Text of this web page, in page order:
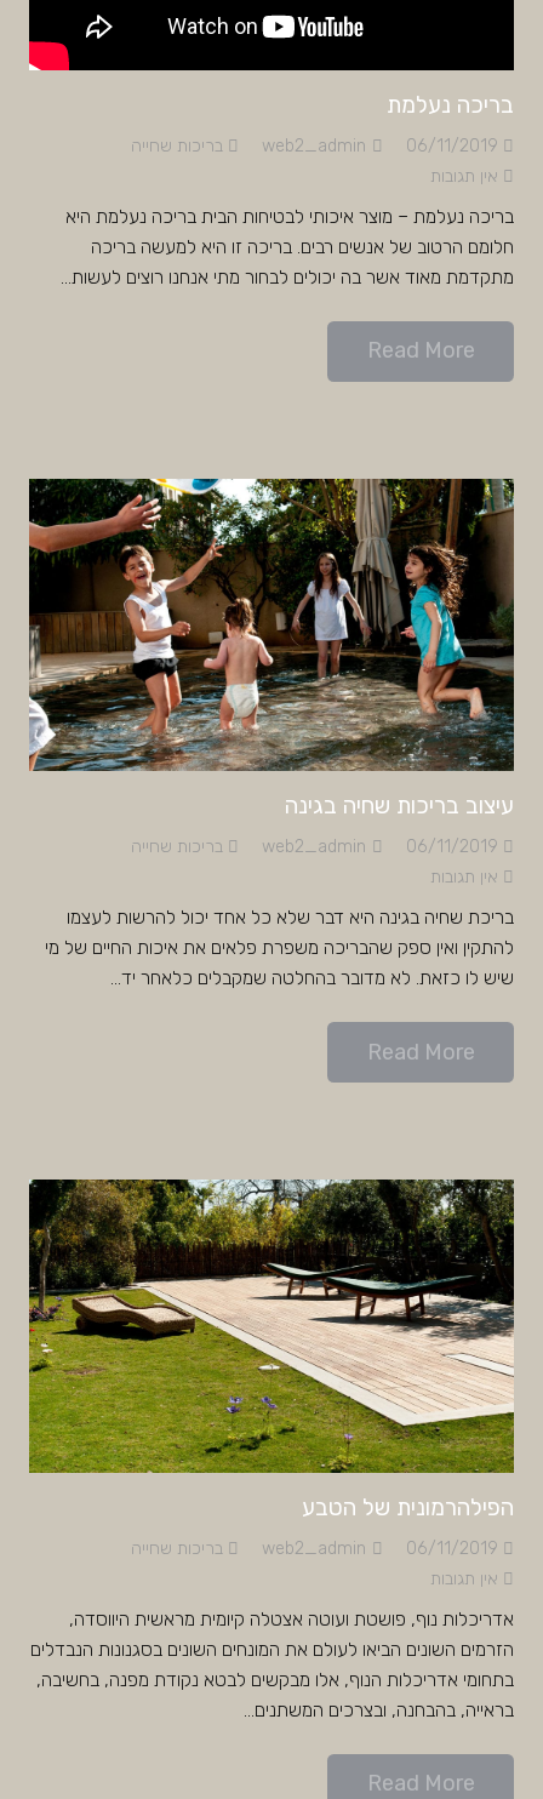
בריכה נעלמת
06/11/2019
web2_admin
בריכות שחייה
אין תגובות
בריכה נעלמת – מוצר איכותי לבטיחות הבית בריכה נעלמת היא
חלומם הרטוב של אנשים רבים. בריכה זו היא למעשה בריכה
מתקדמת מאוד אשר בה יכולים לבחור מתי אנחנו רוצים לעשות…
Read More
עיצוב בריכות שחיה בגינה
06/11/2019
web2_admin
בריכות שחייה
אין תגובות
בריכת שחיה בגינה היא דבר שלא כל אחד יכול להרשות לעצמו
להתקין ואין ספק שהבריכה משפרת פלאים את איכות החיים של מי
שיש לו כזאת. לא מדובר בהחלטה שמקבלים כלאחר יד…
Read More
הפילהרמונית של הטבע
06/11/2019
web2_admin
בריכות שחייה
אין תגובות
אדריכלות נוף, פושטת ועוטה אצטלה קיומית מראשית היווסדה,
הזרמים השונים הביאו לעולם את המונחים השונים בסגנונות הנבדלים
בתחומי אדריכלות הנוף, אלו מבקשים לבטא נקודת מפנה, בחשיבה,
בראייה, בהבחנה, ובצרכים המשתנים…
Read More